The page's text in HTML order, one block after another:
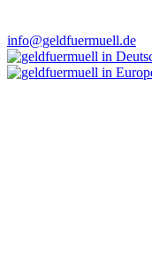
info@geldfuermuell.de